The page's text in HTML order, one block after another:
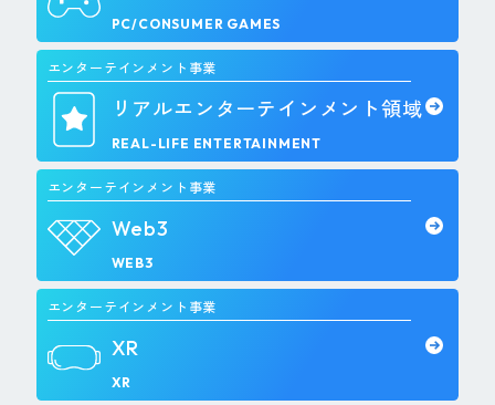
PC/CONSUMER GAMES
エンターテインメント事業
リアルエンターテインメント領域
REAL-LIFE ENTERTAINMENT
エンターテインメント事業
Web3
WEB3
エンターテインメント事業
XR
XR